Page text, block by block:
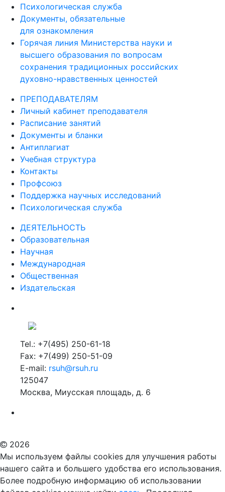
Психологическая служба
Документы, обязательные
для ознакомления
Горячая линия Министерства науки и
высшего образования по вопросам
сохранения традиционных российских
духовно-нравственных ценностей
ПРЕПОДАВАТЕЛЯМ
Личный кабинет преподавателя
Расписание занятий
Документы и бланки
Антиплагиат
Учебная структура
Контакты
Профсоюз
Поддержка научных исследований
Психологическая служба
ДЕЯТЕЛЬНОСТЬ
Образовательная
Научная
Международная
Общественная
Издательская
Tel.: +7(495) 250-61-18
Fax: +7(499) 250-51-09
E-mail: rsuh@rsuh.ru
125047
Москва, Миусская площадь, д. 6
2026
Мы используем файлы cookies для улучшения работы
нашего сайта и большего удобства его использования.
Более подробную информацию об использовании